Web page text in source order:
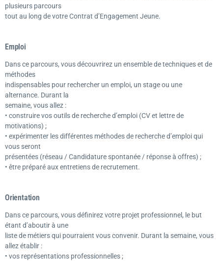
plusieurs parcours
tout au long de votre Contrat d’Engagement Jeune.
Emploi
Dans ce parcours, vous découvrirez un ensemble de techniques et de
méthodes
indispensables pour rechercher un emploi, un stage ou une
alternance. Durant la
semaine, vous allez :
• construire vos outils de recherche d’emploi (CV et lettre de
motivations) ;
• expérimenter les différentes méthodes de recherche d’emploi qui
vous seront
présentées (réseau / Candidature spontanée / réponse à offres) ;
• être préparé aux entretiens de recrutement.
Orientation
Dans ce parcours, vous définirez votre projet professionnel, le but
étant d’aboutir à une
liste de métiers qui pourraient vous convenir. Durant la semaine, vous
allez établir :
• vos représentations professionnelles ;